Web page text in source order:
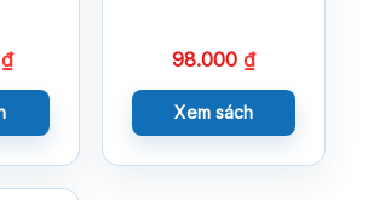
₫ 98.000 ₫
Xem sách